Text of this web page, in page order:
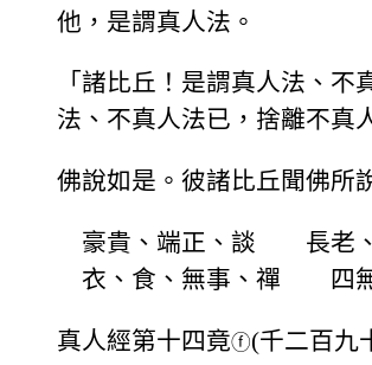
他，是謂真人法。
「諸比丘！是謂真人法、
法、不真人法已，捨離不真
佛說如是。彼諸比丘聞佛所
豪貴、端正、談 長老
衣、食、無事、禪 四
真人經第十四竟ⓕ(千二百九